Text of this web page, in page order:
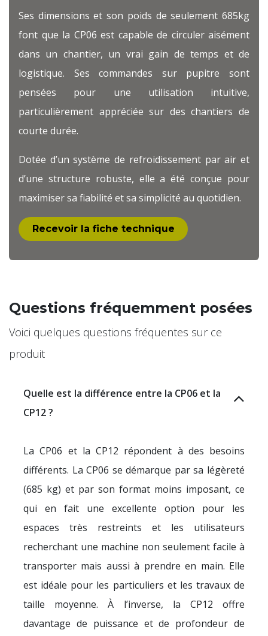
Ses dimensions et son poids de seulement 685kg
font que la CP06 est capable de circuler aisément
dans un chantier, un vrai gain de temps et de
logistique. Ses commandes sur pupitre sont
pensées pour une utilisation intuitive,
particulièrement appréciée sur des chantiers de
courte durée.
Dotée d’un système de refroidissement par air et
d’une structure robuste, elle a été conçue pour
maximiser sa fiabilité et sa simplicité au quotidien.
Recevoir la fiche t​​​​echni​​que
Questions fréquemment posées
Voici quelques questions fréquentes sur ce
produit
Quelle est la différence entre la CP06 et la
CP12 ?
La CP06 et la CP12 répondent à des besoins
différents. La CP06 se démarque par sa légèreté
(685 kg) et par son format moins imposant, ce
qui en fait une excellente option pour les
espaces très restreints et les utilisateurs
recherchant une machine non seulement facile à
transporter mais aussi à prendre en main. Elle
est idéale pour les particuliers et les travaux de
taille moyenne. À l’inverse, la CP12 offre
davantage de puissance et de profondeur de